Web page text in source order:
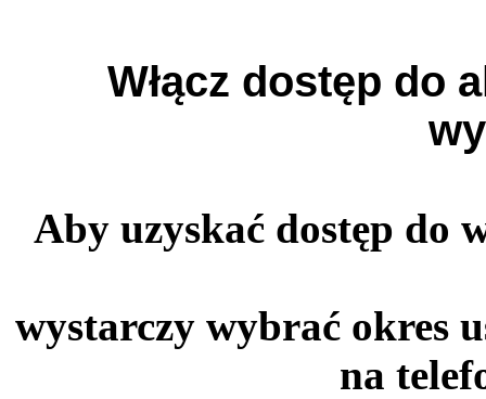
Włącz dostęp do
Aby uzyskać dostęp do
wystarczy wybrać okres
na